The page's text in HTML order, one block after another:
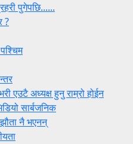
पुगेपछि......
?
एउटै अध्यक्ष हुनु राम्रो होईन
सार्बजनिक
नै भएनन्